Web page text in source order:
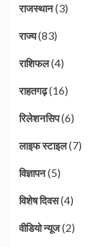
राजस्थान(3)
राज्य(83)
राशिफल(4)
राहतगढ़(16)
रिलेशनसिप(6)
लाइफ स्टाइल(7)
विज्ञापन(5)
विशेष दिवस(4)
वीडियो न्यूज(2)